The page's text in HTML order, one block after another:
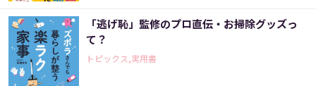
「逃げ恥」監修のプロ直伝・お掃除グッズっ
て？
トピックス,実用書